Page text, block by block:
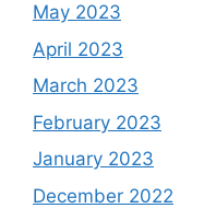
May 2023
April 2023
March 2023
February 2023
January 2023
December 2022